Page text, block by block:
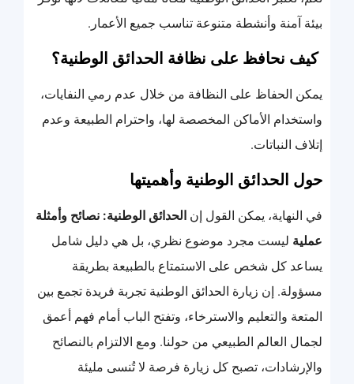
بيئة آمنة وأنشطة متنوعة تناسب جميع الأعمار.
كيف نحافظ على نظافة الحدائق الوطنية؟
يمكن الحفاظ على النظافة من خلال عدم رمي النفايات،
واستخدام الأماكن المخصصة لها، واحترام الطبيعة وعدم
إتلاف النباتات.
حول الحدائق الوطنية وأهميتها
في النهاية، يمكن القول إن الحدائق الوطنية: نصائح وأمثلة
عملية ليست مجرد موضوع نظري، بل هي دليل شامل
يساعد كل شخص على الاستمتاع بالطبيعة بطريقة
مسؤولة. إن زيارة الحدائق الوطنية تجربة فريدة تجمع بين
المتعة والتعليم والاسترخاء، وتفتح الباب أمام فهم أعمق
لجمال العالم الطبيعي من حولنا. ومع الالتزام بالنصائح
والإرشادات، تصبح كل زيارة فرصة لا تُنسى مليئة